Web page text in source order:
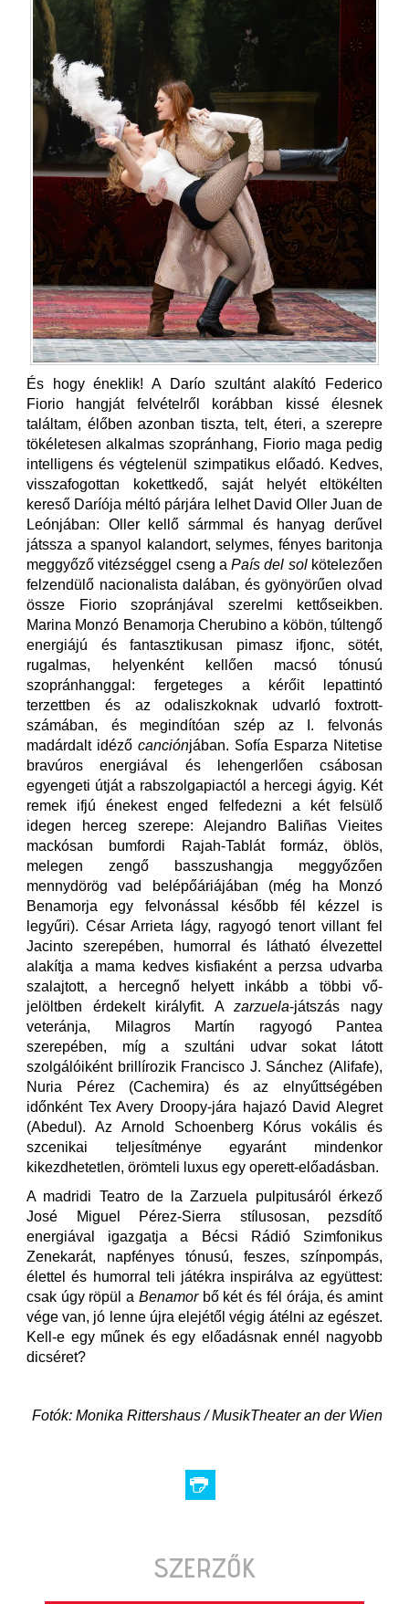
És hogy éneklik! A Darío szultánt alakító Federico
Fiorio hangját felvételről korábban kissé élesnek
találtam, élőben azonban tiszta, telt, éteri, a szerepre
tökéletesen alkalmas szopránhang, Fiorio maga pedig
intelligens és végtelenül szimpatikus előadó. Kedves,
visszafogottan kokettkedő, saját helyét eltökélten
kereső Daríója méltó párjára lelhet David Oller Juan de
Leónjában: Oller kellő sármmal és hanyag derűvel
játssza a spanyol kalandort, selymes, fényes baritonja
meggyőző vitézséggel cseng aPaís del solkötelezően
felzendülő nacionalista dalában, és gyönyörűen olvad
össze Fiorio szopránjával szerelmi kettőseikben.
Marina Monzó Benamorja Cherubino a köbön, túltengő
energiájú és fantasztikusan pimasz ifjonc, sötét,
rugalmas, helyenként kellően macsó tónusú
szopránhanggal: fergeteges a kérőit lepattintó
terzettben és az odaliszkoknak udvarló foxtrott-
számában, és megindítóan szép az I. felvonás
madárdalt idéző canciónjában. Sofía Esparza Nitetise
bravúros energiával és lehengerlően csábosan
egyengeti útját a rabszolgapiactól a hercegi ágyig. Két
remek ifjú énekest enged felfedezni a két felsülő
idegen herceg szerepe: Alejandro Baliñas Vieites
mackósan bumfordi Rajah-Tablát formáz, öblös,
melegen zengő basszushangja meggyőzően
mennydörög vad belépőáriájában (még ha Monzó
Benamorja egy felvonással később fél kézzel is
legyűri). César Arrieta lágy, ragyogó tenort villant fel
Jacinto szerepében, humorral és látható élvezettel
alakítja a mama kedves kisfiaként a perzsa udvarba
szalajtott, a hercegnő helyett inkább a többi vő-
jelöltben érdekelt királyfit. Azarzuela-játszás nagy
veteránja, Milagros Martín ragyogó Pantea
szerepében, míg a szultáni udvar sokat látott
szolgálóiként brillírozik Francisco J. Sánchez (Alifafe),
Nuria Pérez (Cachemira) és az elnyűttségében
időnként Tex Avery Droopy-jára hajazó David Alegret
(Abedul). Az Arnold Schoenberg Kórus vokális és
szcenikai teljesítménye egyaránt mindenkor
kikezdhetetlen, örömteli luxus egy operett-előadásban.
A madridi Teatro de la Zarzuela pulpitusáról érkező
José Miguel Pérez-Sierra stílusosan, pezsdítő
energiával igazgatja a Bécsi Rádió Szimfonikus
Zenekarát, napfényes tónusú, feszes, színpompás,
élettel és humorral teli játékra inspirálva az együttest:
csak úgy röpül a Benamorbő két és fél órája, és amint
vége van, jó lenne újra elejétől végig átélni az egészet.
Kell-e egy műnek és egy előadásnak ennél nagyobb
dicséret?
Fotók: Monika Rittershaus / MusikTheater an der Wien
SZERZŐK